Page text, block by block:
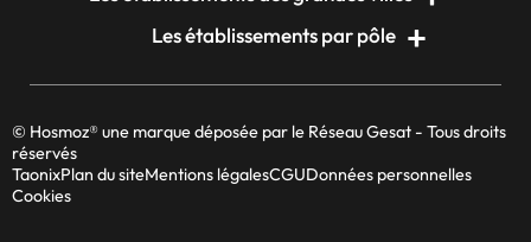
Les établissements par pôle
© Hosmoz® une marque déposée par le Réseau Gesat - Tous droits
réservés
TaonixPlan du siteMentions légalesCGUDonnées personnelles
Cookies